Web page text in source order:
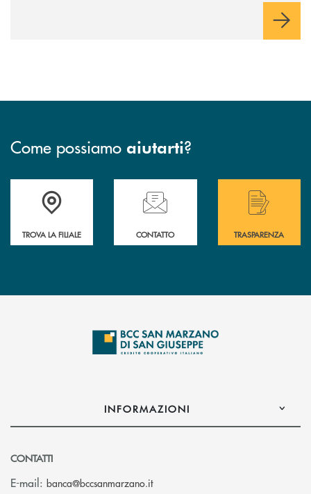
Come possiamo aiutarti?
Accedi all' elenco completo delle filiali di Bcc San Marzano.
TROVA LA FILIALE
Hai bisogno di assistenza immediata?
CONTATTO
Hai bisogno di
TRASPARENZA
INFORMAZIONI
CONTATTI
E-mail: banca@bccsanmarzano.it(si apre l’app di posta